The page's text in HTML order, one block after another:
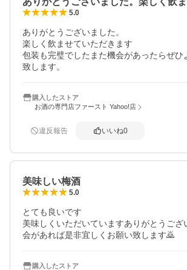
5.0
ありがとうございました。
楽しく飲ませていただきます
包装も完璧でしたまた機会があったらぜひ
致します。
購入したストア
お酒の専門店ファースト Yahoo!店
違反報告 いいね0
美味しい梅酒
5.0
とても良いです
美味しくいただいていますありがとうござ
会があれば是非宜しくお願い致します🙇
購入したストア